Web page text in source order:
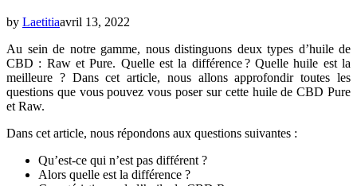
by Laetitiaavril 13, 2022
Au sein de notre gamme, nous distinguons deux types d’huile de
CBD : Raw et Pure. Quelle est la différence ? Quelle huile est la
meilleure ? Dans cet article, nous allons approfondir toutes les
questions que vous pouvez vous poser sur cette huile de CBD Pure
et Raw.
Dans cet article, nous répondons aux questions suivantes :
Qu’est-ce qui n’est pas différent ?
Alors quelle est la différence ?